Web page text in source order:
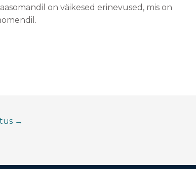
on väikesed erinevused, mis on
→